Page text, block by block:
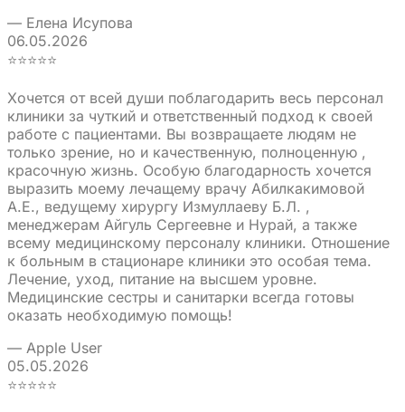
— Елена Исупова
06.05.2026
⭐⭐⭐⭐⭐
Хочется от всей души поблагодарить весь персонал
клиники за чуткий и ответственный подход к своей
работе с пациентами. Вы возвращаете людям не
только зрение, но и качественную, полноценную ,
красочную жизнь. Особую благодарность хочется
выразить моему лечащему врачу Абилкакимовой
А.Е., ведущему хирургу Измуллаеву Б.Л. ,
менеджерам Айгуль Сергеевне и Нурай, а также
всему медицинскому персоналу клиники. Отношение
к больным в стационаре клиники это особая тема.
Лечение, уход, питание на высшем уровне.
Медицинские сестры и санитарки всегда готовы
оказать необходимую помощь!
— Apple User
05.05.2026
⭐⭐⭐⭐⭐